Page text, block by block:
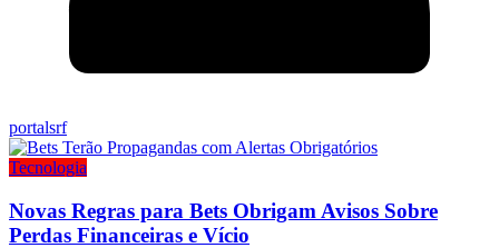
portalsrf
Tecnologia
Novas Regras para Bets Obrigam Avisos Sobre
Perdas Financeiras e Vício